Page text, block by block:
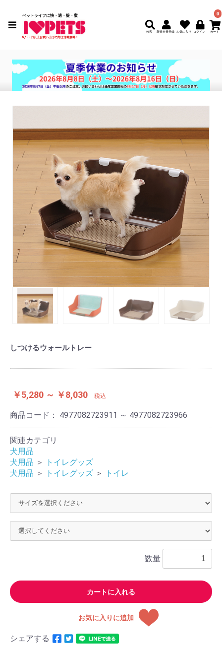
ペットライフに快・適・提・案
0
しつけるウォールトレー
￥5,280 ～ ￥8,030 税込
商品コード： 4977082723911 ～ 4977082723966
関連カテゴリ
犬用品
犬用品 ＞
トイレグッズ
犬用品 ＞ トイレグッズ ＞ トイレ
数量
カートに入れる
お気に入りに追加
シェアする